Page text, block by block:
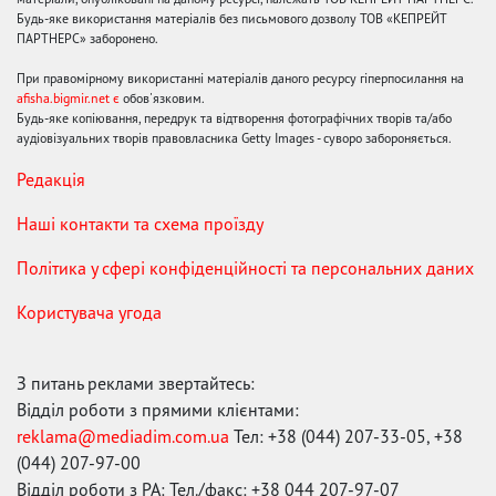
Будь-яке використання матеріалів без письмового дозволу ТОВ «КЕПРЕЙТ
ПАРТНЕРС» заборонено.
При правомірному використанні матеріалів даного ресурсу гіперпосилання на
afisha.bigmir.net є обов'язковим.
Будь-яке копіювання, передрук та відтворення фотографічних творів та/або
аудіовізуальних творів правовласника Getty Images - суворо забороняється.
Редакція
Наші контакти та схема проїзду
Політика у сфері конфіденційності та персональних даних
Користувача угода
З питань реклами звертайтесь:
Відділ роботи з прямими клієнтами:
reklama@mediadim.com.ua Тел: +38 (044) 207-33-05, +38
(044) 207-97-00
Відділ роботи з РА: Тел./факс: +38 044 207-97-07